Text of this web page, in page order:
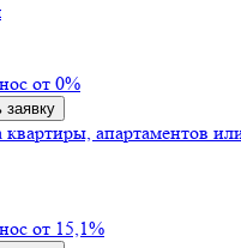
от 0%
заявку
апартаментов
от 15,1%